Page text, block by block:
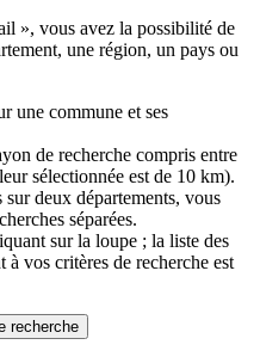
», vous avez la possibilité de
une région, un pays ou
une commune et ses
de recherche compris entre
sélectionnée est de 10 km).
deux départements, vous
séparées.
sur la loupe ; la liste des
vos critères de recherche est
recherche